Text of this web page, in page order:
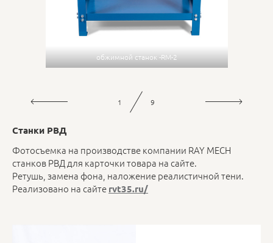
обжимной станок -RM-2
обжимной станок -RM-2
2 9
Станки РВД
Фотосъемка на производстве компании RAY MECH
станков РВД для карточки товара на сайте.
Ретушь, замена фона, наложение реалистичной тени.
Реализовано на сайте rvt35.ru/